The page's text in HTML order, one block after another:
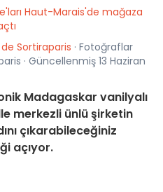
Haut-Marais'de mağaza
Sortiraparis · Fotoğraflar
· Güncellenmiş 13 Haziran
Madagaskar vanilyalı
merkezli ünlü şirketin
çıkarabileceğiniz
açıyor.